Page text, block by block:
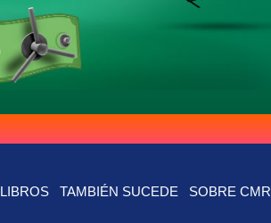
LIBROS TAMBIÉN SUCEDE SOBRE CMR